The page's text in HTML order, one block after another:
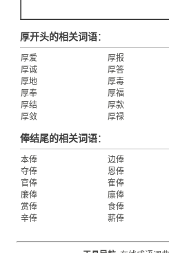
厚开头的相关词语：
厚爱 厚报
厚诚
厚答
厚地
厚毒
厚奉
厚福
厚结
厚款
厚敛
厚禄
俸结尾的相关词语：
本俸 边俸
夺俸
恩俸
官俸
隺俸
廉俸
廪俸
赏俸
食俸
辛俸
薪俸